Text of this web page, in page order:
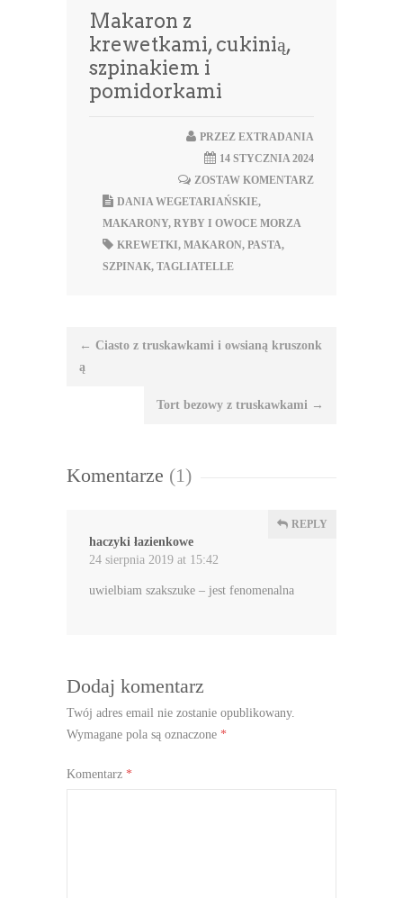
Makaron z
krewetkami, cukinią,
szpinakiem i
pomidorkami
PRZEZ EXTRADANIA
14 STYCZNIA 2024
ZOSTAW KOMENTARZ
DANIA WEGETARIAŃSKIE,
MAKARONY, RYBY I OWOCE MORZA
KREWETKI, MAKARON, PASTA,
SZPINAK, TAGLIATELLE
Nawigacja
wpisu
← Ciasto z truskawkami i owsianą kruszonk
ą
Tort bezowy z truskawkami →
Komentarze (1)
haczyki łazienkowe
24 sierpnia 2019 at 15:42
REPLY
uwielbiam szakszuke – jest fenomenalna
Dodaj komentarz
Twój adres email nie zostanie opublikowany.
Wymagane pola są oznaczone *
Komentarz *